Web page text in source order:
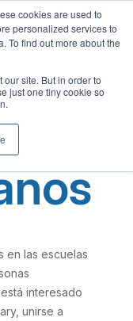
cookies are used to
personalized services to
To find out more about the
site. But in order to
just one tiny cookie so
en las escuelas
interesado
unirse a
Spanish
English
Chinese
Hindi
Tagalog
Italian